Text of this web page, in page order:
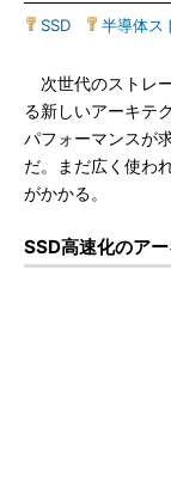
SSD 半導体ス
次世代のストレ
る新しいアーキテ
パフォーマンスが
だ。まだ広く使わ
がかかる。
SSD高速化のア